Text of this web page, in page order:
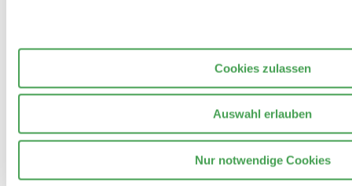
Cookies zulassen
Auswahl erlauben
Nur notwendige Cookies